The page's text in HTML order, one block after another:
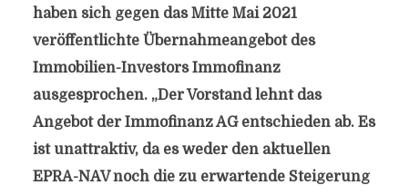
haben sich gegen das Mitte Mai 2021
veröffentlichte Übernahmeangebot des
Immobilien-Investors Immofinanz
ausgesprochen. „Der Vorstand lehnt das
Angebot der Immofinanz AG entschieden ab. Es
ist unattraktiv, da es weder den aktuellen
EPRA-NAV noch die zu erwartende Steigerung